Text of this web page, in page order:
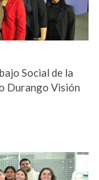
Social de la
Durango Visión